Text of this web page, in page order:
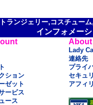
ランジェリー,コスチュー
インフォメー
ション
ゼット
ービス
ース
About
Lady
連絡先
プライ
セキュ
アフィ